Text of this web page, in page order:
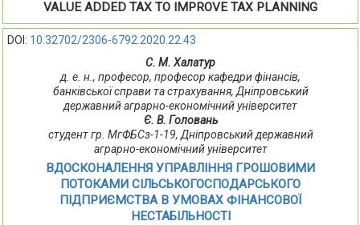
VALUE ADDED TAX TO IMPROVE TAX PLANNING
DOI: 10.32702/2306-6792.2020.22.43
С. М. Халатур
д. е. н., професор, професор кафедри фінансів,
банківської справи та страхування, Дніпровський
державний аграрно-економічний університет
Є. В. Головань
студент гр. МгФБСз-1-19, Дніпровський державний
аграрно-економічний університет
ВДОСКОНАЛЕННЯ УПРАВЛІННЯ ГРОШОВИМИ
ПОТОКАМИ СІЛЬСЬКОГОСПОДАРСЬКОГО
ПІДПРИЄМСТВА В УМОВАХ ФІНАНСОВОЇ
НЕСТАБІЛЬНОСТІ